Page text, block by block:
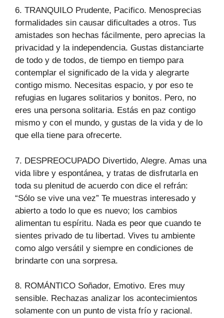
6. TRANQUILO Prudente, Pacifico. Menosprecias
formalidades sin causar dificultades a otros. Tus
amistades son hechas fácilmente, pero aprecias la
privacidad y la independencia. Gustas distanciarte
de todo y de todos, de tiempo en tiempo para
contemplar el significado de la vida y alegrarte
contigo mismo. Necesitas espacio, y por eso te
refugias en lugares solitarios y bonitos. Pero, no
eres una persona solitaria. Estás en paz contigo
mismo y con el mundo, y gustas de la vida y de lo
que ella tiene para ofrecerte.
7. DESPREOCUPADO Divertido, Alegre. Amas una
vida libre y espontánea, y tratas de disfrutarla en
toda su plenitud de acuerdo con dice el refrán:
“Sólo se vive una vez” Te muestras interesado y
abierto a todo lo que es nuevo; los cambios
alimentan tu espíritu. Nada es peor que cuando te
sientes privado de tu libertad. Vives tu ambiente
como algo versátil y siempre en condiciones de
brindarte con una sorpresa.
8. ROMÁNTICO Soñador, Emotivo. Eres muy
sensible. Rechazas analizar los acontecimientos
solamente con un punto de vista frío y racional.